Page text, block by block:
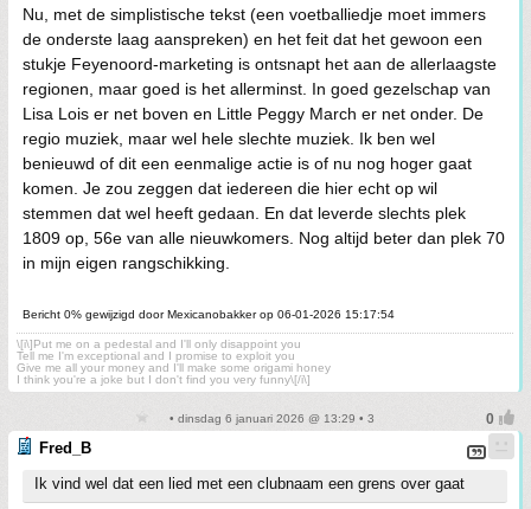
Nu, met de simplistische tekst (een voetballiedje moet immers
de onderste laag aanspreken) en het feit dat het gewoon een
stukje Feyenoord-marketing is ontsnapt het aan de allerlaagste
regionen, maar goed is het allerminst. In goed gezelschap van
Lisa Lois er net boven en Little Peggy March er net onder. De
regio muziek, maar wel hele slechte muziek. Ik ben wel
benieuwd of dit een eenmalige actie is of nu nog hoger gaat
komen. Je zou zeggen dat iedereen die hier echt op wil
stemmen dat wel heeft gedaan. En dat leverde slechts plek
1809 op, 56e van alle nieuwkomers. Nog altijd beter dan plek 70
in mijn eigen rangschikking.
Bericht 0% gewijzigd door Mexicanobakker op 06-01-2026 15:17:54
\[i\]Put me on a pedestal and I'll only disappoint you
Tell me I'm exceptional and I promise to exploit you
Give me all your money and I'll make some origami honey
I think you're a joke but I don't find you very funny\[/i\]
• dinsdag 6 januari 2026 @ 13:29 • 3
Fred_B
Ik vind wel dat een lied met een clubnaam een grens over gaat